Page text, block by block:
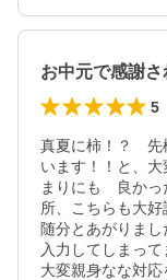
お中元で感謝さ
5
真夏に柿！？　
います！！と、
まりにも　良か
所、こちらも大
随分とあがりま
入力してしまっ
大変親身なな対